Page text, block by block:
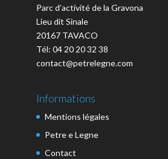
Parc d’activité de la Gravona
Lieu dit Sinale
20167 TAVACO
Tél: 04 20 20 32 38
contact@petrelegne.com
Informations
Mentions légales
Petre e Legne
Contact